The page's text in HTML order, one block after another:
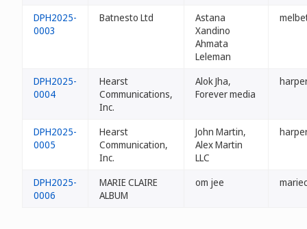
DPH2025-
0003
Batnesto Ltd
Astana
Xandino
Ahmata
Leleman
DPH2025-
0004
Hearst
Communications,
Inc.
Alok Jha,
Forever media
DPH2025-
0005
Hearst
Communication,
Inc.
John Martin,
Alex Martin
LLC
DPH2025-
0006
MARIE CLAIRE
ALBUM
om jee